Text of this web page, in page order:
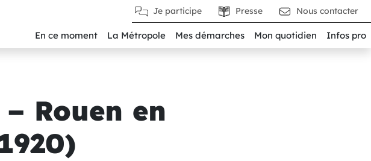
Je participe Presse Nous contacter
En ce moment La Métropole Mes démarches Mon quotidien Infos pro
Rouen en